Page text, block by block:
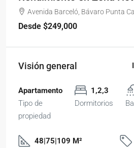
Avenida Barceló, Bávaro Punta
Desde $249,000
Visión general
Apartamento
Tipo de
propiedad
1,2,3
Dormitorios
48|75|109 M²